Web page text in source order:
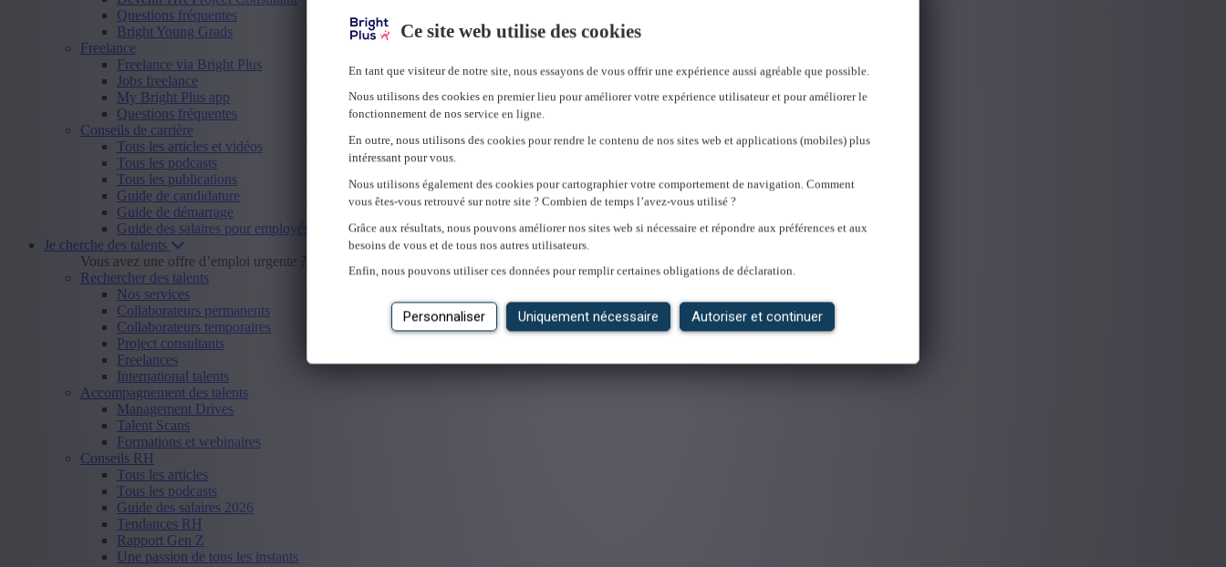
Ce site web utilise des cookies
En tant que visiteur de notre site, nous essayons de vous offrir une expérience aussi agréable que possible.
Nous utilisons des cookies en premier lieu pour améliorer votre expérience utilisateur et pour améliorer le
fonctionnement de nos service en ligne.
En outre, nous utilisons des cookies pour rendre le contenu de nos sites web et applications (mobiles) plus
intéressant pour vous.
Nous utilisons également des cookies pour cartographier votre comportement de navigation. Comment
vous êtes-vous retrouvé sur notre site ? Combien de temps l’avez-vous utilisé ?
Grâce aux résultats, nous pouvons améliorer nos sites web si nécessaire et répondre aux préférences et aux
besoins de vous et de tous nos autres utilisateurs.
Enfin, nous pouvons utiliser ces données pour remplir certaines obligations de déclaration.
Personnaliser Uniquement nécessaire Autoriser et continuer
Questions fréquentes
Bright Young Grads
Freelance
Freelance via Bright Plus
Jobs freelance
My Bright Plus app
Questions fréquentes
Conseils de carrière
Tous les articles et vidéos
Tous les podcasts
Tous les publications
Guide de candidature
Guide de démarrage
Guide des salaires pour employés
Je cherche des talents
Vous avez une offre d’emploi urgente ?
Rechercher des talents
Nos services
Collaborateurs permanents
Collaborateurs temporaires
Project consultants
Freelances
International talents
Accompagnement des talents
Management Drives
Talent Scans
Formations et webinaires
Conseils RH
Tous les articles
Tous les podcasts
Guide des salaires 2026
Tendances RH
Rapport Gen Z
Une passion de tous les instants